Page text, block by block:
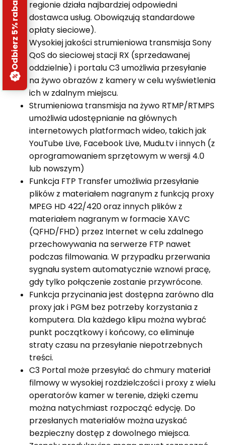
regionie działa najbardziej odpowiedni
dostawca usług. Obowiązują standardowe
opłaty sieciowe).
Wysokiej jakości strumieniowa transmisja Sony
QoS do sieciowej stacji RX (sprzedawanej
oddzielnie) i portalu C3 umożliwia przesyłanie
na żywo obrazów z kamery w celu wyświetlenia
ich w zdalnym miejscu.
Strumieniowa transmisja na żywo RTMP/RTMPS
umożliwia udostępnianie na głównych
internetowych platformach wideo, takich jak
YouTube Live, Facebook Live, Mudu.tv i innych (z
oprogramowaniem sprzętowym w wersji 4.0
lub nowszym)
Funkcja FTP Transfer umożliwia przesyłanie
plików z materiałem nagranym z funkcją proxy
MPEG HD 422/420 oraz innych plików z
materiałem nagranym w formacie XAVC
(QFHD/FHD) przez Internet w celu zdalnego
przechowywania na serwerze FTP nawet
podczas filmowania. W przypadku przerwania
sygnału system automatycznie wznowi pracę,
gdy tylko połączenie zostanie przywrócone.
Funkcja przycinania jest dostępna zarówno dla
proxy jak i PGM bez potrzeby korzystania z
komputera. Dla każdego klipu można wybrać
punkt początkowy i końcowy, co eliminuje
straty czasu na przesyłanie niepotrzebnych
treści.
C3 Portal może przesyłać do chmury materiał
filmowy w wysokiej rozdzielczości i proxy z wielu
operatorów kamer w terenie, dzięki czemu
można natychmiast rozpocząć edycję. Do
przesłanych materiałów można uzyskać
bezpieczny dostęp z dowolnego miejsca.
Odbierz 5% rabatu